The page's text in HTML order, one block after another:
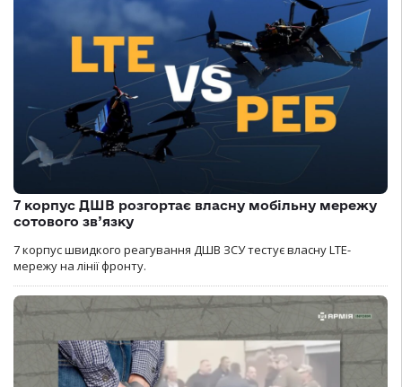
7 корпус ДШВ розгортає власну мобільну мережу
сотового зв’язку
7 корпус швидкого реагування ДШВ ЗСУ тестує власну LTE-
мережу на лінії фронту.